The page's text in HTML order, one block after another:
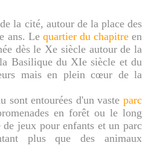
la cité, autour de la place des
ans. Le quartier du chapitreen
dès le Xe siècle autour de la
Basilique du XIe siècle et du
mais en plein cœur de la
sont entourées d'un vaste parc
en forêt ou le long
de jeux pour enfants et un parc
plus que des animaux